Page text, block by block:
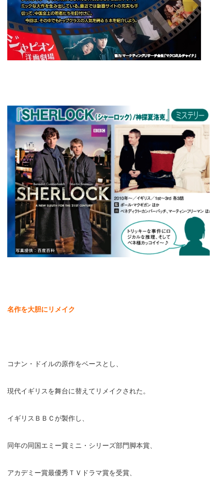
名作を大胆にリメイク
コナン・ドイルの原作をベースとし、
現代イギリスを舞台に替えてリメイクされた。
イギリスＢＢＣが製作し、
同年の同国エミー賞ミニ・シリーズ部門脚本賞、
アカデミー賞最優秀ＴＶドラマ賞を受賞、